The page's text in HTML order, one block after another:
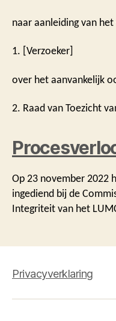
naar aanleiding van
1. [Verzoeker]
over het aanvankelijk
2. Raad van Toezicht
Op 23 november 2022
ingediend bij de
Integriteit van het
Privacyverklaring